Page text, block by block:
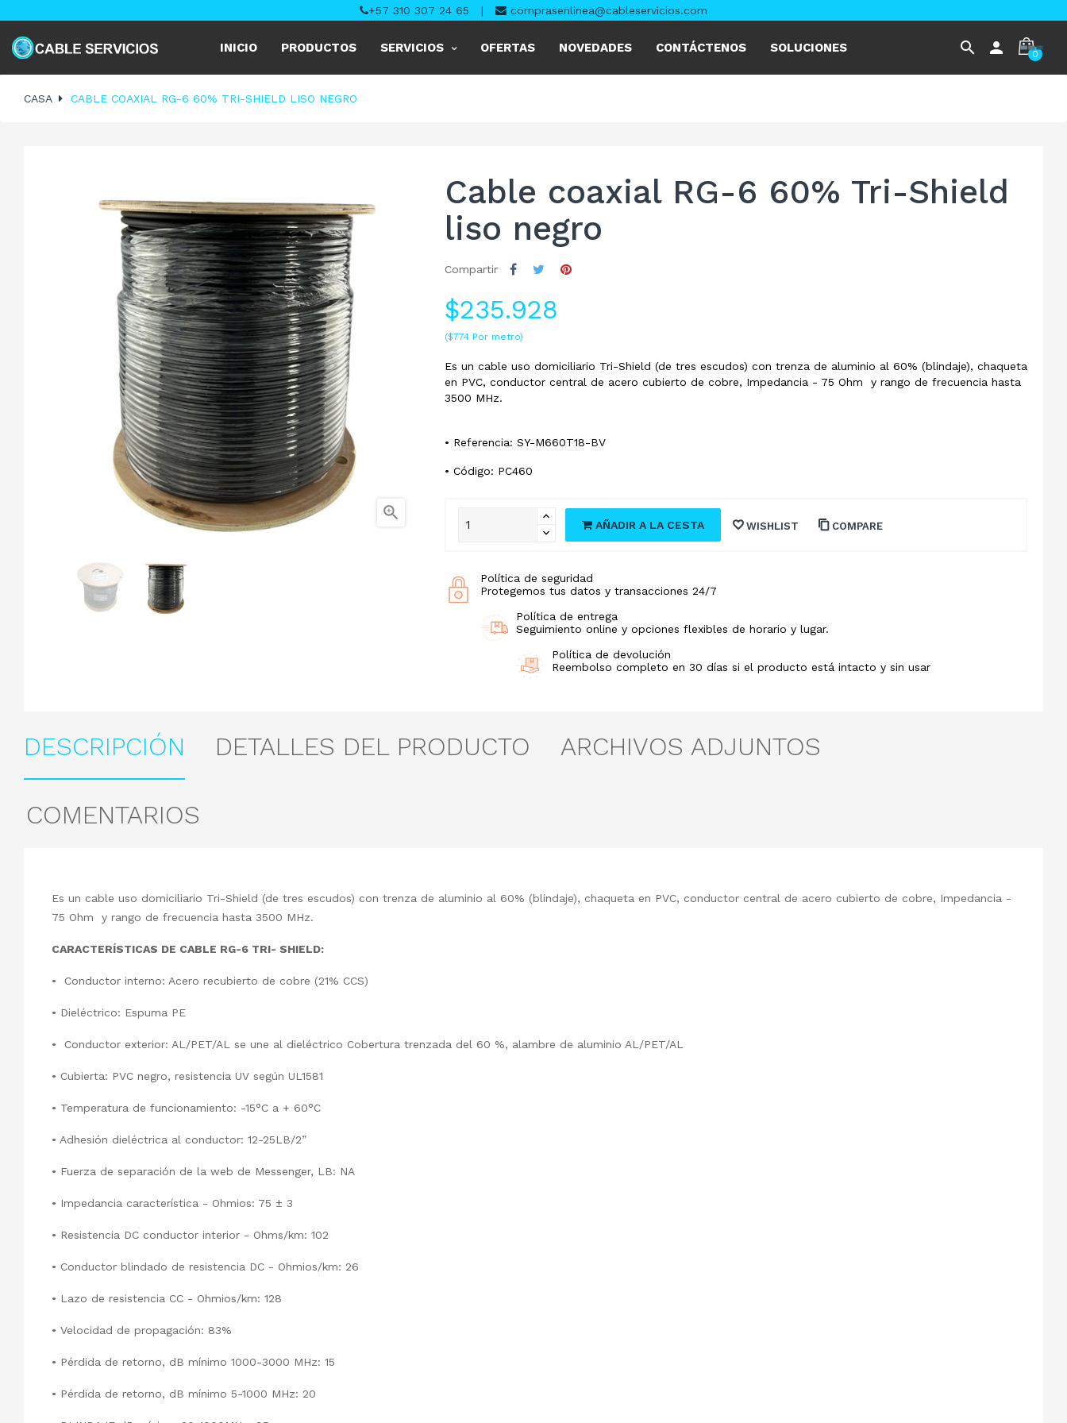
+57 310 307 24 65 | comprasenlinea@cableservicios.com
INICIO PRODUCTOS SERVICIOS OFERTAS NOVEDADES CONTÁCTENOS SOLUCIONES search person 0
CASA CABLE COAXIAL RG-6 60% TRI-SHIELD LISO NEGRO

Cable coaxial RG-6 60% Tri-Shield
liso negro
Compartir
$235.928
($774 Por metro)
Es un cable uso domiciliario Tri-Shield (de tres escudos) con trenza de aluminio al 60% (blindaje), chaqueta
en PVC, conductor central de acero cubierto de cobre, Impedancia - 75 Ohm y rango de frecuencia hasta
3500 MHz.
• Referencia: SY-M660T18-BV
• Código: PC460
AÑADIR A LA CESTA WISHLIST COMPARE
Política de seguridad
Protegemos tus datos y transacciones 24/7
Política de entrega
Seguimiento online y opciones flexibles de horario y lugar.
Política de devolución
Reembolso completo en 30 días si el producto está intacto y sin usar
DESCRIPCIÓN DETALLES DEL PRODUCTO ARCHIVOS ADJUNTOS
COMENTARIOS
Es un cable uso domiciliario Tri-Shield (de tres escudos) con trenza de aluminio al 60% (blindaje), chaqueta en PVC, conductor central de acero cubierto de cobre, Impedancia -
75 Ohm y rango de frecuencia hasta 3500 MHz.
CARACTERÍSTICAS DE CABLE RG-6 TRI- SHIELD:
• Conductor interno: Acero recubierto de cobre (21% CCS)
• Dieléctrico: Espuma PE
• Conductor exterior: AL/PET/AL se une al dieléctrico Cobertura trenzada del 60 %, alambre de aluminio AL/PET/AL
• Cubierta: PVC negro, resistencia UV según UL1581
• Temperatura de funcionamiento: -15°C a + 60°C
• Adhesión dieléctrica al conductor: 12-25LB/2”
• Fuerza de separación de la web de Messenger, LB: NA
• Impedancia característica - Ohmios: 75 ± 3
• Resistencia DC conductor interior - Ohms/km: 102
• Conductor blindado de resistencia DC - Ohmios/km: 26
• Lazo de resistencia CC - Ohmios/km: 128
• Velocidad de propagación: 83%
• Pérdida de retorno, dB mínimo 1000-3000 MHz: 15
• Pérdida de retorno, dB mínimo 5-1000 MHz: 20